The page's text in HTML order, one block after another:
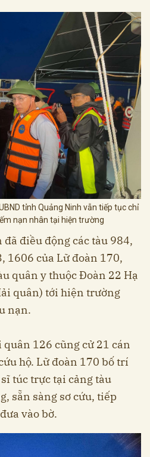
tỉnh Quảng Ninh vẫn tiếp tục chỉ
nạn nhân tại hiện trường
điều động các tàu 984,
1606 của Lữ đoàn 170,
quân y thuộc Đoàn 22 Hạ
quân) tới hiện trường
nạn.
126 cũng cử 21 cán
hộ. Lữ đoàn 170 bố trí
túc trực tại cảng tàu
sẵn sàng sơ cứu, tiếp
vào bờ.